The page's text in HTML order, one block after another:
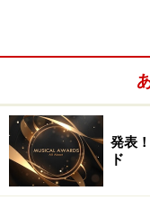
「劇
り横丁には映画館
「Geki地下リバテ
ウンホール」 発表
ド